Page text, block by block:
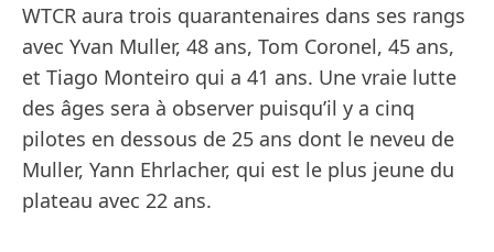
WTCR aura trois quarantenaires dans ses rangs
avec Yvan Muller, 48 ans, Tom Coronel, 45 ans,
et Tiago Monteiro qui a 41 ans. Une vraie lutte
des âges sera à observer puisqu’il y a cinq
pilotes en dessous de 25 ans dont le neveu de
Muller, Yann Ehrlacher, qui est le plus jeune du
plateau avec 22 ans.